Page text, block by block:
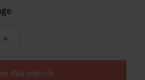
+
Warenkorb